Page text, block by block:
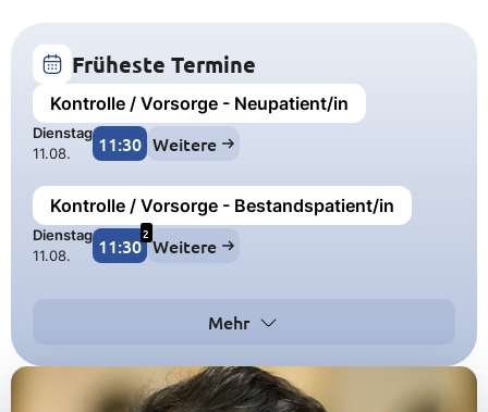
Früheste Termine
Kontrolle / Vorsorge - Neupatient/in
Dienstag
11.08.
11:30 Weitere
Kontrolle / Vorsorge - Bestandspatient/in
Dienstag
11.08.
11:30
2
Weitere
Mehr